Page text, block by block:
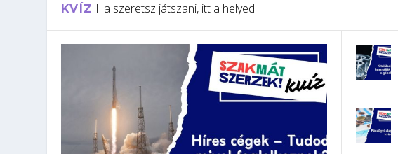
KVÍZ Ha szeretsz játszani, itt a helyed